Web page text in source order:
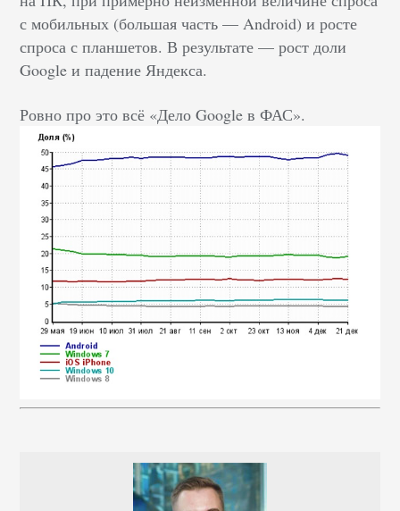
с мобильных (большая часть — Android) и росте
спроса с планшетов. В результате — рост доли
Google и падение Яндекса.
Ровно про это всё «Дело Google в ФАС».